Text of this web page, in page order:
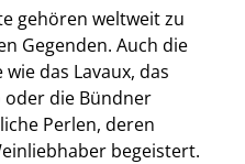
gehören weltweit zu
Gegenden. Auch die
das Lavaux, das
oder die Bündner
Perlen, deren
begeistert.